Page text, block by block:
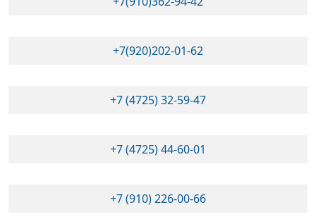
+7(920)202-01-62
+7 (4725) 32-59-47
+7 (4725) 44-60-01
+7 (910) 226-00-66